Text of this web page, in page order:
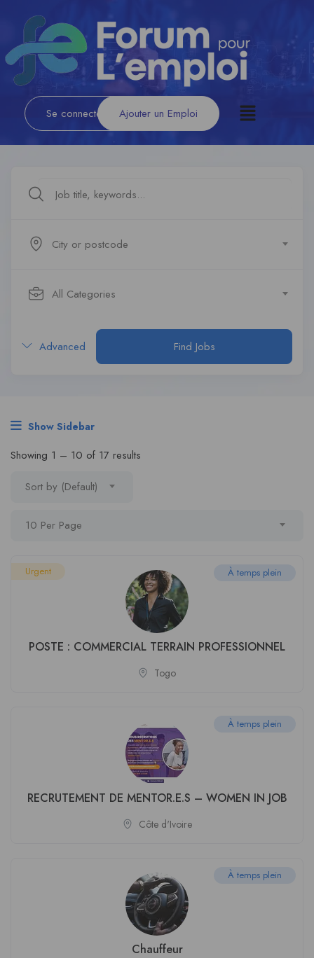
Se connecter S'inscrire
Ajouter un Emploi
City or postcode
All Categories
Advanced Find Jobs
Show Sidebar
Showing 1 – 10 of 17 results
Sort by (Default)
10 Per Page
Urgent À temps plein
POSTE : COMMERCIAL TERRAIN PROFESSIONNEL
Togo
À temps plein
RECRUTEMENT DE MENTOR.E.S – WOMEN IN JOB
Côte d'Ivoire
À temps plein
Chauffeur